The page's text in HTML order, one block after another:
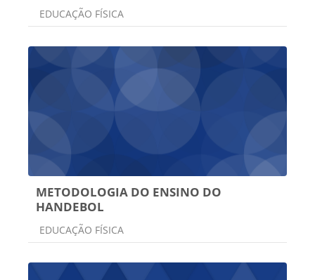
Categoria do curso
EDUCAÇÃO FÍSICA
METODOLOGIA DO ENSINO DO
HANDEBOL
Categoria do curso
EDUCAÇÃO FÍSICA